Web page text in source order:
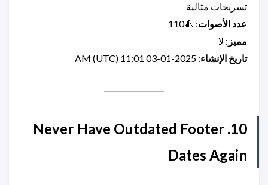
تسريحات مثالية
عدد الأصوات: 🔺110
مميز : لا
تاريخ الإنشاء: 2025-01-03 11:01 AM (UTC)
10. Never Have Outdated Footer
Dates Again